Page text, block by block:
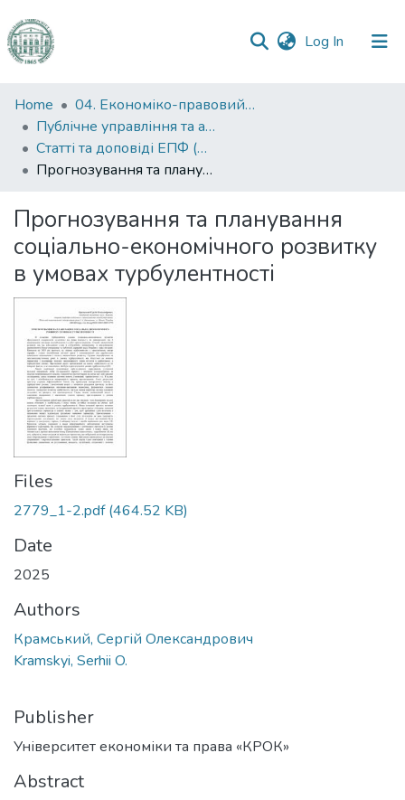
Log In (current)
Communities
&
Collections
All of DSpace
Statistics
Home
04. Економіко-правовий факультет
Публічне управління та адміністрування
Статті та доповіді ЕПФ (Публічне управління та адміністрування)
Прогнозування та планування соціально-економічного розвитку в умовах турбулентності
Прогнозування та планування
соціально-економічного розвитку
в умовах турбулентності
Files
2779_1-2.pdf(464.52 KB)
Date
2025
Authors
Крамський, Сергій Олександрович
Kramskyi, Serhii O.
Publisher
Університет економіки та права «КРОК»
Abstract